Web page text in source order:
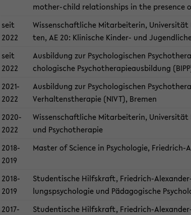
mother-​child re­la­ti­ons­hips in the pre­sence
seit
2022
Wis­sen­schaft­li­che Mit­ar­bei­te­rin,
ten, AE 20: Kli­ni­sche Kinder-​ und
seit
2022
Aus­bil­dung zur Psy­cho­lo­gi­schen
cho­lo­gi­sche Psy­cho­the­ra­pie­aus­bil­dung
2021-​
2022
Aus­bil­dung zur Psy­cho­lo­gi­schen
Ver­hal­tens­the­ra­pie (NIVT), Bre­men
2020-​
2022
Wis­sen­schaft­li­che Mit­ar­bei­te­rin,
und Psy­cho­the­ra­pie
2018-​
2019
Mas­ter of Sci­ence in Psy­cho­lo­gie,
2018-​
2019
Stu­den­ti­sche Hilfs­kraft, Friedrich-​
lungs­psy­cho­lo­gie und Päd­ago­gi­sche
2017-​
Stu­den­ti­sche Hilfs­kraft, Friedrich-​